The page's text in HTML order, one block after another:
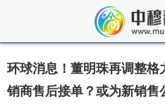
环球消息！董明珠再调整格
销商售后接单？或为新销售